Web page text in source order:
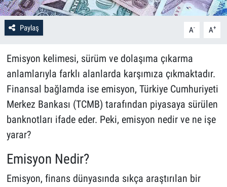
Paylaş A- A+
Emisyon kelimesi, sürüm ve dolaşıma çıkarma
anlamlarıyla farklı alanlarda karşımıza çıkmaktadır.
Finansal bağlamda ise emisyon, Türkiye Cumhuriyeti
Merkez Bankası (TCMB) tarafından piyasaya sürülen
banknotları ifade eder. Peki, emisyon nedir ve ne işe
yarar?
Emisyon Nedir?
Emisyon, finans dünyasında sıkça araştırılan bir